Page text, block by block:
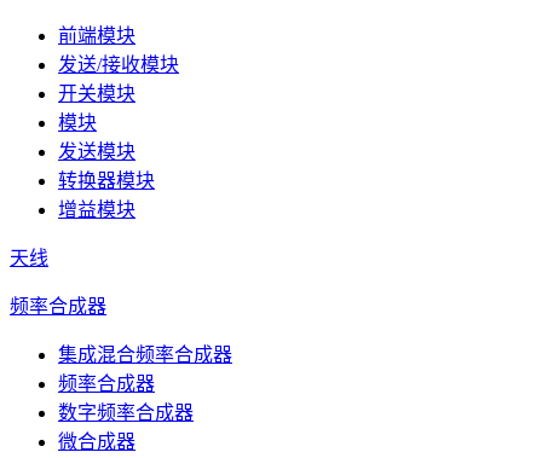
前端模块
发送/接收模块
开关模块
模块
发送模块
转换器模块
增益模块
天线
频率合成器
集成混合频率合成器
频率合成器
数字频率合成器
微合成器